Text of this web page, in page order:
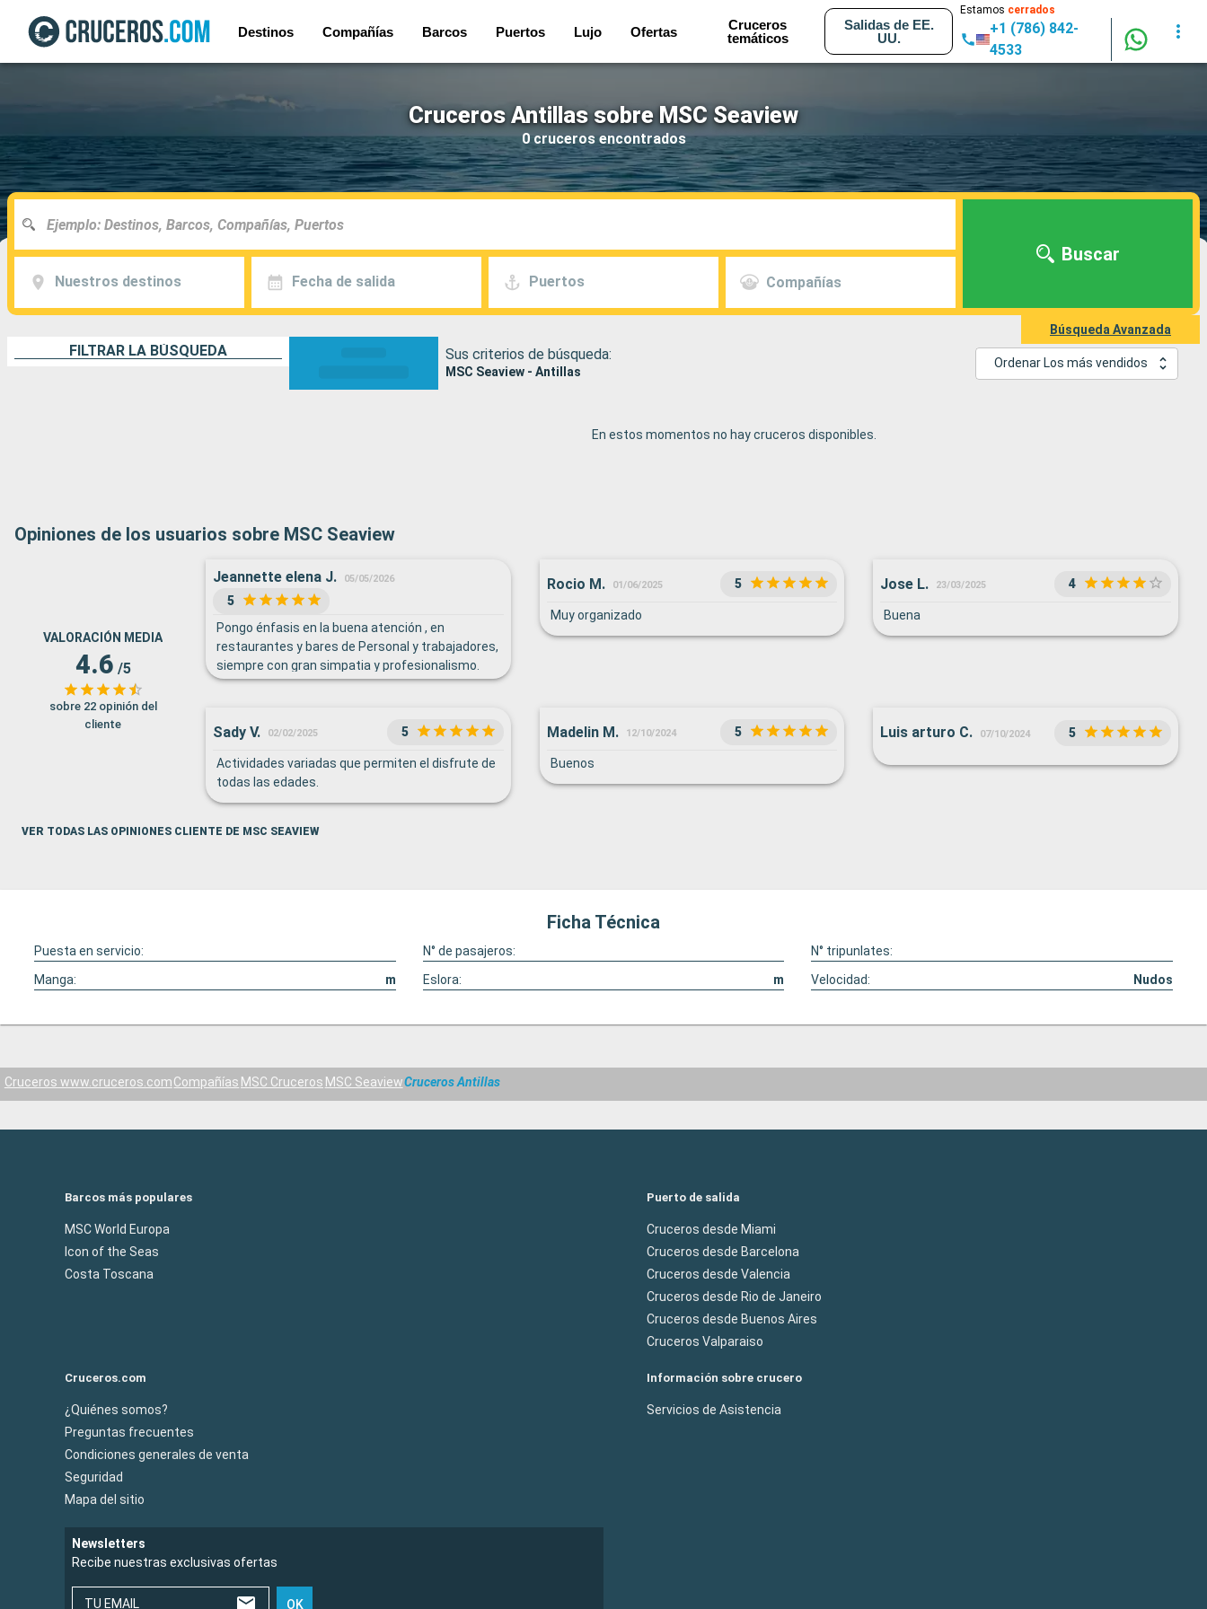
Destinos Compañías Barcos Puertos Lujo Ofertas
Cruceros
temáticos
Salidas de EE.
UU.
Estamos cerrados
+1 (786) 842-
4533
Cruceros Antillas sobre MSC Seaview
0 cruceros encontrados
Nuestros destinos Fecha de salida Puertos Compañías
Buscar
Búsqueda Avanzada
FILTRAR LA BÚSQUEDA Sus criterios de búsqueda:
MSC Seaview - Antillas
Ordenar Los más vendidos
En estos momentos no hay cruceros disponibles.
Opiniones de los usuarios sobre MSC Seaview
VALORACIÓN MEDIA
4.6 /5
sobre 22 opinión del
cliente
Jeannette elena J. 05/05/2026
5
Pongo énfasis en la buena atención , en
restaurantes y bares de Personal y trabajadores,
siempre con gran simpatia y profesionalismo.
Gran servicio Recomendaría en zona de bufet de
cakes decorados) y mejorar y aumentar
selección de frutas. Igualmente, me llamo la
atención que muchos días días de recorrido no
hubieran tés ( negros, earl grey , etc). Solo habían
Rocio M. 01/06/2025 5
Muy organizado
Jose L. 23/03/2025 4
Buena
Sady V. 02/02/2025 5
Actividades variadas que permiten el disfrute de
todas las edades.
Madelin M. 12/10/2024 5
Buenos
Luis arturo C. 07/10/2024 5
VER TODAS LAS OPINIONES CLIENTE DE MSC SEAVIEW
Ficha Técnica
Puesta en servicio: N° de pasajeros:
N° tripunlates:
Manga:
m Eslora: m Velocidad: Nudos
Cruceros www.cruceros.comCompañías MSC Cruceros MSC SeaviewCruceros Antillas
Barcos más populares
MSC World Europa
Icon of the Seas
Costa Toscana
Puerto de salida
Cruceros desde Miami
Cruceros desde Barcelona
Cruceros desde Valencia
Cruceros desde Rio de Janeiro
Cruceros desde Buenos Aires
Cruceros Valparaiso
Cruceros.com
¿Quiénes somos?
Preguntas frecuentes
Condiciones generales de venta
Seguridad
Mapa del sitio
Información sobre crucero
Servicios de Asistencia
Newsletters
Recibe nuestras exclusivas ofertas
TU EMAIL OK